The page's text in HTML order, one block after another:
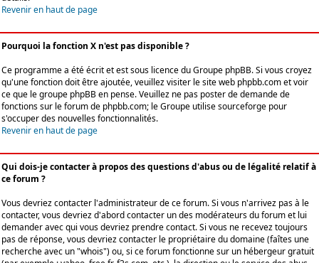
Revenir en haut de page
Pourquoi la fonction X n'est pas disponible ?
Ce programme a été écrit et est sous licence du Groupe phpBB. Si vous croyez
qu'une fonction doit être ajoutée, veuillez visiter le site web phpbb.com et voir
ce que le groupe phpBB en pense. Veuillez ne pas poster de demande de
fonctions sur le forum de phpbb.com; le Groupe utilise sourceforge pour
s'occuper des nouvelles fonctionnalités.
Revenir en haut de page
Qui dois-je contacter à propos des questions d'abus ou de légalité relatif à
ce forum ?
Vous devriez contacter l'administrateur de ce forum. Si vous n'arrivez pas à le
contacter, vous devriez d'abord contacter un des modérateurs du forum et lui
demander avec qui vous devriez prendre contact. Si vous ne recevez toujours
pas de réponse, vous devriez contacter le propriétaire du domaine (faîtes une
recherche avec un "whois") ou, si ce forum fonctionne sur un hébergeur gratuit